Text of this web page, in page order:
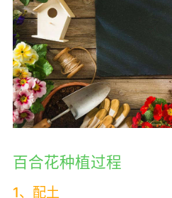
百合花种植过程
1、配土